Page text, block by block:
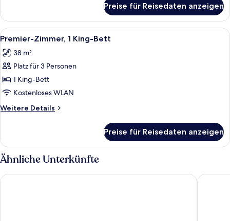
Doppelzimmer,
2 Doppelbetten
Preise für Reisedaten anzeigen
Alle
Fotos
für
Premier-
Zimmer,
1 King-
Bett
anzeigen
Ein Hotelzimmer mit Glastisch,
18
Premier-Zimmer, 1 King-Bett
38 m²
Platz für 3 Personen
1 King-Bett
Kostenloses WLAN
Weitere Details
Weitere
Zimmer,
1 King-
Bett
Preise für Reisedaten anzeigen
Ähnliche Unterkünfte
The Westin Bonaventure Hotel and Suites, Los Angeles